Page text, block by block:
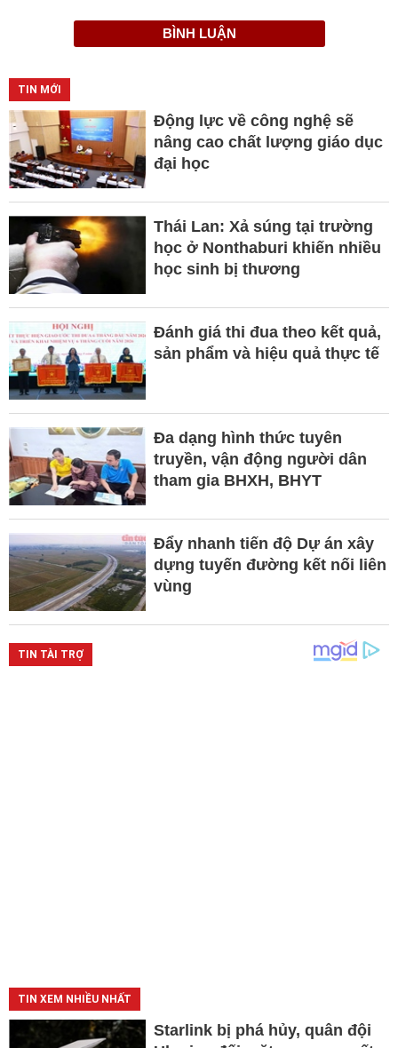
BÌNH LUẬN
TIN MỚI
Động lực về công nghệ sẽ
nâng cao chất lượng giáo dục
đại học
Thái Lan: Xả súng tại trường
học ở Nonthaburi khiến nhiều
học sinh bị thương
Đánh giá thi đua theo kết quả,
sản phẩm và hiệu quả thực tế
Đa dạng hình thức tuyên
truyền, vận động người dân
tham gia BHXH, BHYT
Đẩy nhanh tiến độ Dự án xây
dựng tuyến đường kết nối liên
vùng
TIN XEM NHIỀU NHẤT
Starlink bị phá hủy, quân đội